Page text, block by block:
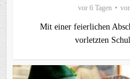
vor 6 Tagen von
Mit einer feierlichen
vorletzten